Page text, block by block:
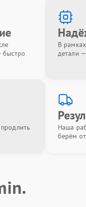
быстро
В
детали
Наша
берём